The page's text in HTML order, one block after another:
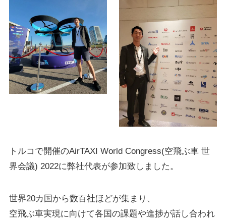
トルコで開催のAirTAXI World Congress(空飛ぶ車 世
界会議) 2022に弊社代表が参加致しました。
世界20カ国から数百社ほどが集まり、
空飛ぶ車実現に向けて各国の課題や進捗が話し合われ